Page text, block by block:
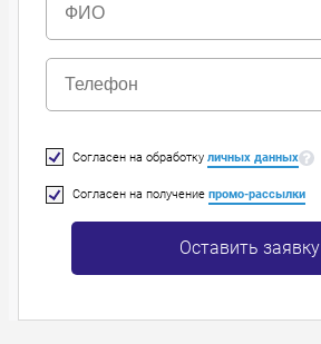
Согласен на обработку личных данных
Согласен на получение промо-рассылки
Оставить заявку